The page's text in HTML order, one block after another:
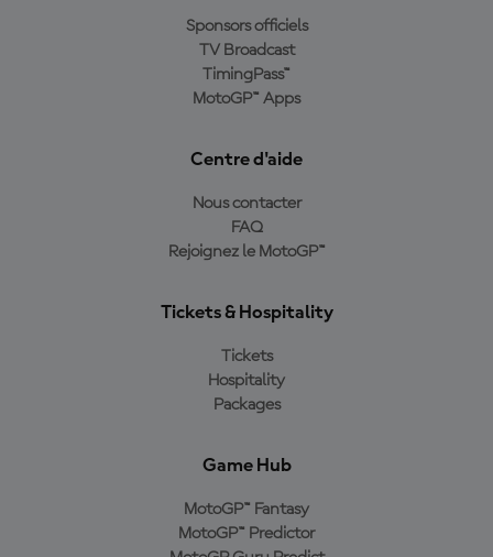
Sponsors officiels
TV Broadcast
TimingPass™
MotoGP™ Apps
Centre d'aide
Nous contacter
FAQ
Rejoignez le MotoGP™
Tickets & Hospitality
Tickets
Hospitality
Packages
Game Hub
MotoGP™ Fantasy
MotoGP™ Predictor